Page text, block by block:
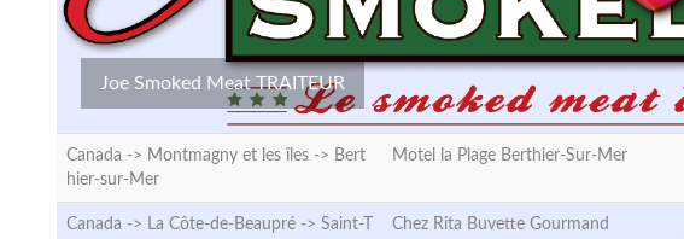
Joe Smoked Meat TRAITEUR
Canada -> Montmagny et les îles -> Bert
hier-sur-Mer
Motel la Plage Berthier-Sur-Mer
Canada -> La Côte-de-Beaupré -> Saint-T
Chez Rita Buvette Gourmand